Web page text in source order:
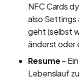
NFC Cards
also Settings
geht (selbst
änderst oder
Resume–
Lebenslauf